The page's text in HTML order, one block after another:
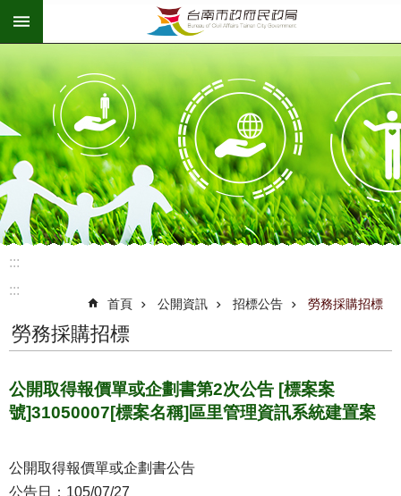
跳到主要內容區塊
:::
:::
首頁 公開資訊 招標公告 勞務採購招標
勞務採購招標
公開取得報價單或企劃書第2次公告 [標案案
號]31050007[標案名稱]區里管理資訊系統建置案
公開取得報價單或企劃書公告
公告日：105/07/27